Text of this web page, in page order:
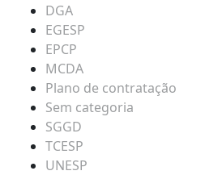
DGA
EGESP
EPCP
MCDA
Plano de contratação
Sem categoria
SGGD
TCESP
UNESP